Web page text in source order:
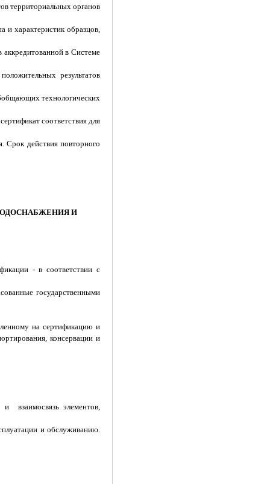
территориальных органов
и характеристик образцов,
в Системе
результатов
технологических
соответствия для
Срок действия повторного
И
- в соответствии с
государственными
на сертификацию и
консервации и
и взаимосвязь элементов,
и обслуживанию.